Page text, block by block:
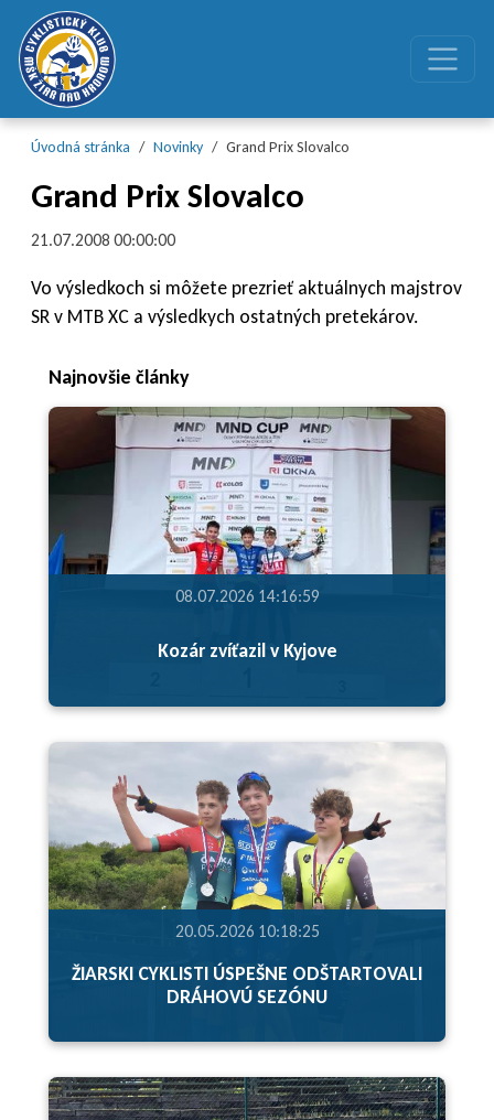
Preskočiť na obsah
Preskočiť na hlavné menu
Úvodná stránka Novinky Grand Prix Slovalco
Grand Prix Slovalco
21.07.2008 00:00:00
Vo výsledkoch si môžete prezrieť aktuálnych majstrov
SR v MTB XC a výsledkych ostatných pretekárov.
Najnovšie články
08.07.2026 14:16:59
Kozár zvíťazil v Kyjove
20.05.2026 10:18:25
ŽIARSKI CYKLISTI ÚSPEŠNE ODŠTARTOVALI
DRÁHOVÚ SEZÓNU